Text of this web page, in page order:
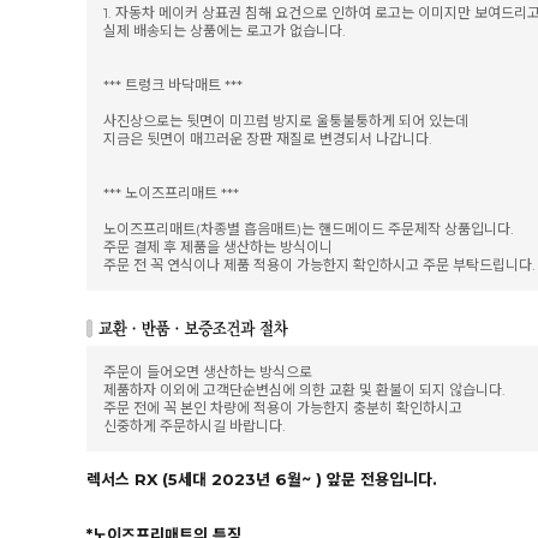
1. 자동차 메이커 상표권 침해 요건으로 인하여 로고는 이미지만 보여드리
실제 배송되는 상품에는 로고가 없습니다.
*** 트렁크 바닥매트 ***
사진상으로는 뒷면이 미끄럼 방지로 울퉁불퉁하게 되어 있는데
지금은 뒷면이 매끄러운 장판 재질로 변경되서 나갑니다.
*** 노이즈프리매트 ***
노이즈프리매트(차종별 흡음매트)는 핸드메이드 주문제작 상품입니다.
주문 결제 후 제품을 생산하는 방식이니
주문 전 꼭 연식이나 제품 적용이 가능한지 확인하시고 주문 부탁드립니다.
주문이 들어오면 생산하는 방식으로
제품하자 이외에 고객단순변심에 의한 교환 및 환불이 되지 않습니다.
주문 전에 꼭 본인 차량에 적용이 가능한지 충분히 확인하시고
신중하게 주문하시길 바랍니다.
렉서스 RX (5세대 2023년 6월~ ) 앞문 전용입니다.